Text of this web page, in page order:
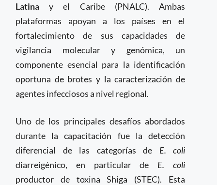
Latina y el Caribe (PNALC). Ambas
plataformas apoyan a los países en el
fortalecimiento de sus capacidades de
vigilancia molecular y genómica, un
componente esencial para la identificación
oportuna de brotes y la caracterización de
agentes infecciosos a nivel regional.
Uno de los principales desafíos abordados
durante la capacitación fue la detección
diferencial de las categorías de E. coli
diarreigénico, en particular de E. coli
productor de toxina Shiga (STEC). Esta